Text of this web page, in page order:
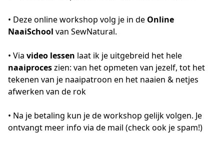
• Deze online workshop volg je in de Online
NaaiSchool van SewNatural.
• Via video lessen
naaiproces zien: van het opmeten van jezelf, tot het
tekenen van je naaipatroon en het naaien & netjes
afwerken van de rok
• Na je betaling kun je de workshop gelijk volgen. Je
ontvangt meer info via de mail (check ook je spam!)